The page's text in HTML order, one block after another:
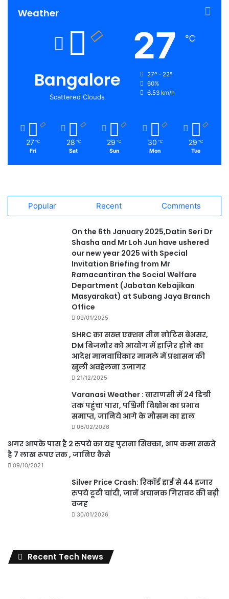
Weather
Bangalore
Scattered Clouds
27 ℃
27º - 22º
60%
6.53 km/h
27 ℃
Fri
28 ℃
Sat
29 ℃
Sun
30 ℃
Mon
29 ℃
Tue
Popular Recent Comments
On the 6th January 2025,Datin Seri Dr
Shasha and Mr Loh Jun have ushered
our new year 2025 with Special
Invitation Briefing from Mr
Ramacantiran the Social Welfare
Department (Jabatan Kebajikan
Masyarakat) at Subang Jaya Branch
Office
09/01/2025
SHRC का सख्त एक्शन तीन नोटिस बेअसर,
DM बिजनौर को आयोग में हाज़िर होने का
आदेश मानवाधिकार मामले में प्रशासन की
खुली अवहेलना उजागर
21/12/2025
Varanasi Weather : वाराणसी में 24 डिग्री
तक पहुंचा पारा, पश्चिमी विक्षोभ का प्रभाव
समाप्त, जानिये आगे के मौसम का हाल
06/02/2026
अगर आपके पास है 2 रुपये का यह पुराना सिक्का, आप कमा सकते
है 7 लाख रूपए तक , जानिए कैसे
09/10/2021
Silver Price Crash: रिकॉर्ड हाई से 44 हजार
रुपये टूटी चांदी, जानें अचानक गिरावट की बड़ी
वजह
30/01/2026
Recent Tech News